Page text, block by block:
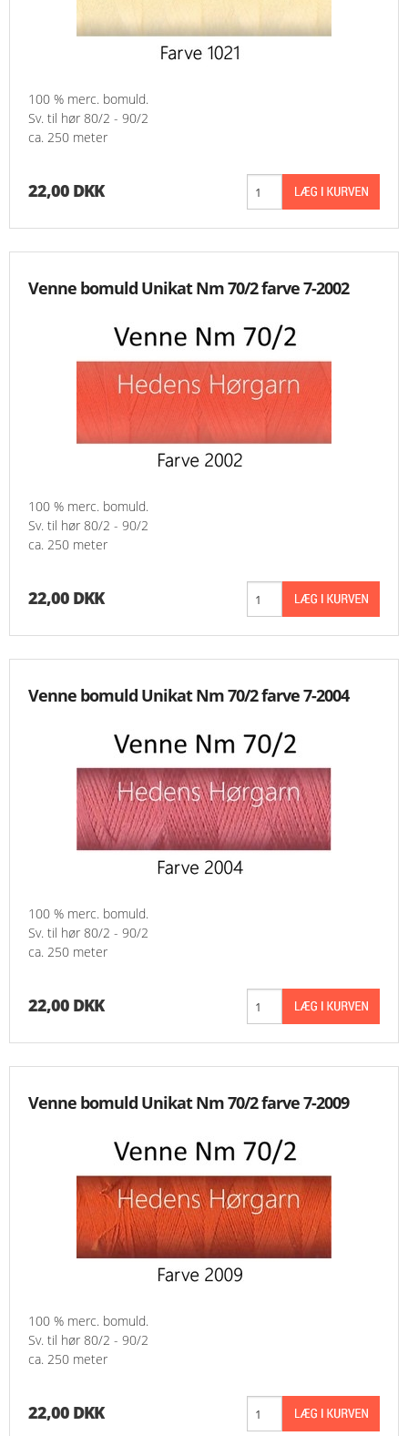
100 % merc. bomuld.
Sv. til hør 80/2 - 90/2
ca. 250 meter
22,00 DKK
Venne bomuld Unikat Nm 70/2 farve 7-2002
100 % merc. bomuld.
Sv. til hør 80/2 - 90/2
ca. 250 meter
22,00 DKK
Venne bomuld Unikat Nm 70/2 farve 7-2004
100 % merc. bomuld.
Sv. til hør 80/2 - 90/2
ca. 250 meter
22,00 DKK
Venne bomuld Unikat Nm 70/2 farve 7-2009
100 % merc. bomuld.
Sv. til hør 80/2 - 90/2
ca. 250 meter
22,00 DKK